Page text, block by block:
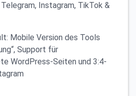
Instagram, TikTok &
Mobile Version des Tools
Support für
WordPress-Seiten und 3:4-